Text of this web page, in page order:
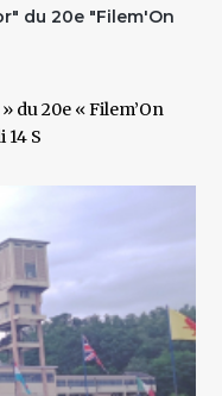
du 20e "Filem'On
du 20e « Filem’On
14 S